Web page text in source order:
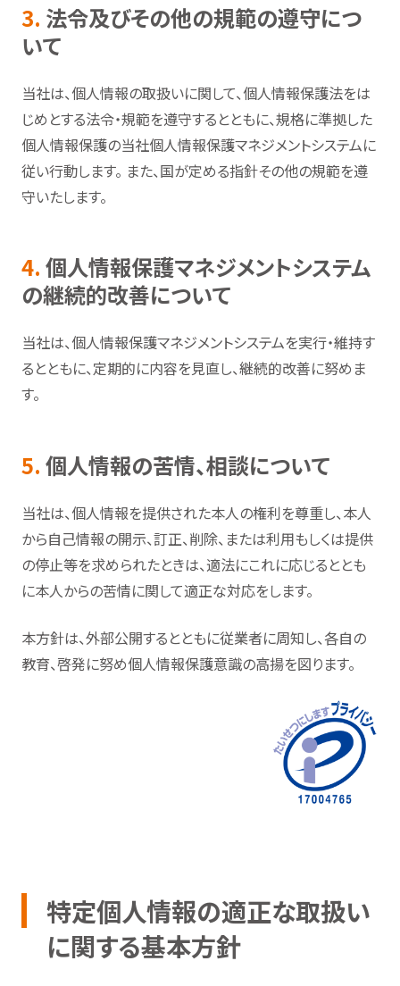
3. 法令及びその他の規範の遵守につ
いて
当社は、個人情報の取扱いに関して、個人情報保護法をは
じめとする法令・規範を遵守するとともに、規格に準拠した
個人情報保護の当社個人情報保護マネジメントシステムに
従い行動します。 また、国が定める指針その他の規範を遵
守いたします。
4. 個人情報保護マネジメントシステム
の継続的改善について
当社は、個人情報保護マネジメントシステムを実行・維持す
るとともに、定期的に内容を見直し、継続的改善に努めま
す。
5. 個人情報の苦情、相談について
当社は、個人情報を提供された本人の権利を尊重し、本人
から自己情報の開示、訂正、削除、または利用もしくは提供
の停止等を求められたときは、適法にこれに応じるととも
に本人からの苦情に関して適正な対応をします。
本方針は、外部公開するとともに従業者に周知し、各自の
教育、啓発に努め個人情報保護意識の高揚を図ります。
特定個人情報の適正な取扱い
に関する基本方針